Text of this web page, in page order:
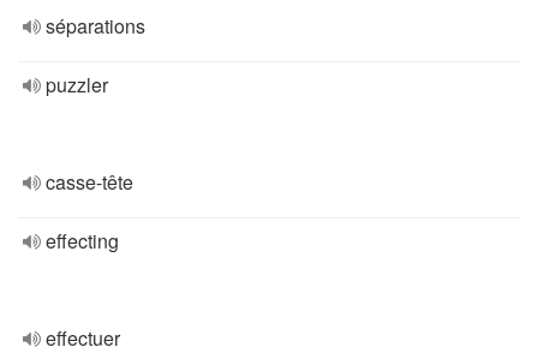
séparations
puzzler
casse-tête
effecting
effectuer